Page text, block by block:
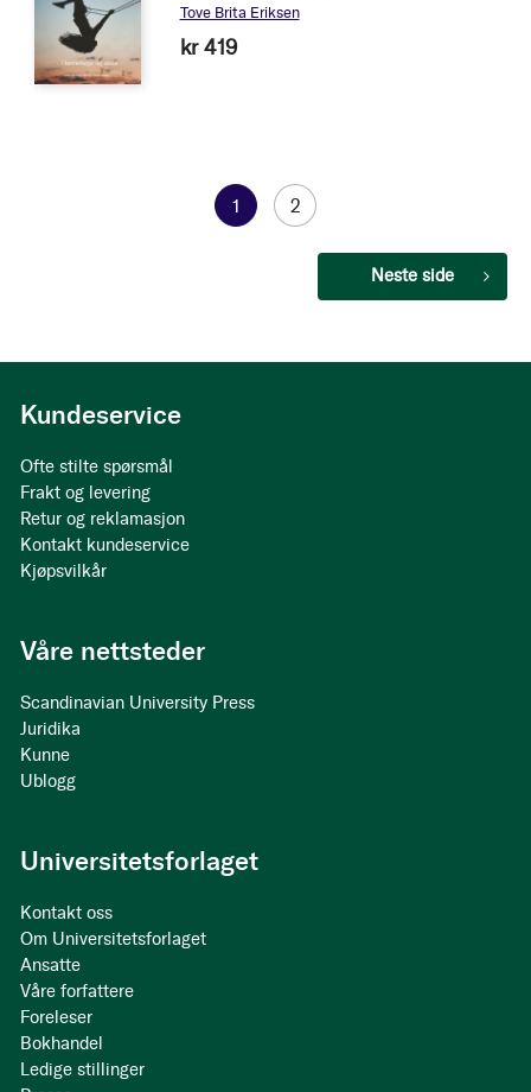
Tove Brita Eriksen
kr 419
You're
1 Side
2
Side
Neste side
Kundeservice
Ofte stilte spørsmål
Frakt og levering
Retur og reklamasjon
Kontakt kundeservice
Kjøpsvilkår
Våre nettsteder
Scandinavian University Press
Juridika
Kunne
Ublogg
Universitetsforlaget
Kontakt oss
Om Universitetsforlaget
Ansatte
Våre forfattere
Foreleser
Bokhandel
Ledige stillinger